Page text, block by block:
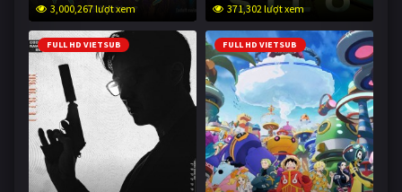
3,000,267 lượt xem
371,302 lượt xem
FULL HD VIETSUB FULL HD VIETSUB